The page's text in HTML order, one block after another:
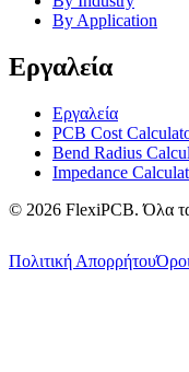
By Application
Εργαλεία
Εργαλεία
PCB Cost
Bend Radius
Impedance
© 2026 FlexiPCB.Όλα
Πολιτική Απορρήτου